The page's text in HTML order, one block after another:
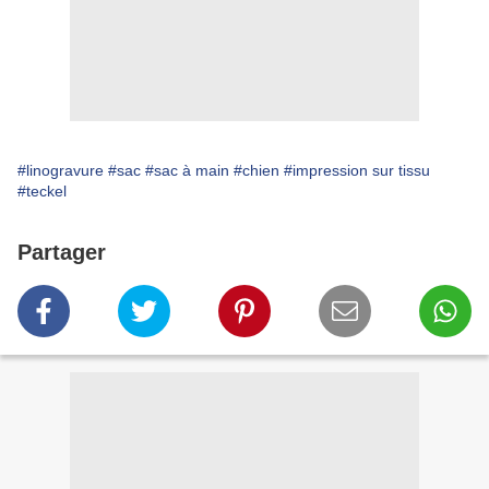
#linogravure #sac #sac à main #chien #impression sur tissu
#teckel
Partager